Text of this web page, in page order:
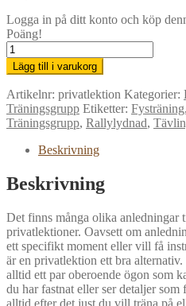
Logga in på ditt konto och köp
Poäng!
Privatlektion
med
Malin
-
45
min
mängd
Lägg till i varukorg
Artikelnr: privatlektion Kategorier:
Träningsgrupp Etiketter: Fysträning,
Träningsgrupp, Rallylydnad,
Beskrivning
Beskrivning
Det finns många olika anledningar
privatlektioner. Oavsett om
ett specifikt moment eller vill få
är en privatlektion ett bra
alltid ett par oberoende ögon som
du har fastnat eller ser detaljer
alltid efter det just du vill träna på